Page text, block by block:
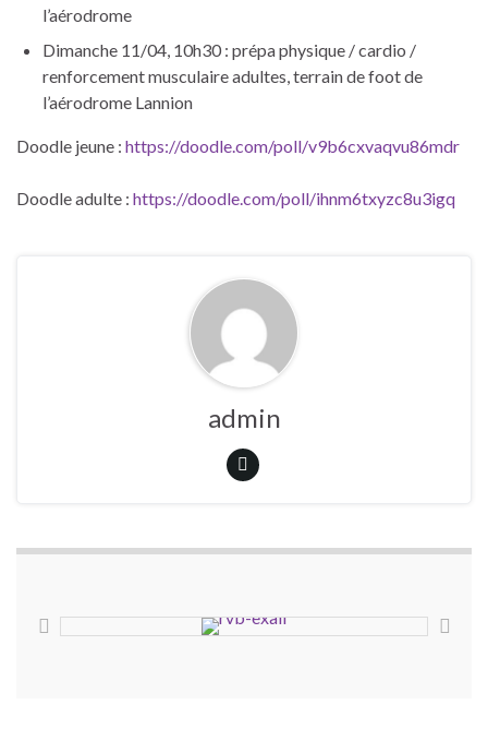
l’aérodrome
Dimanche 11/04, 10h30 : prépa physique / cardio /
renforcement musculaire adultes, terrain de foot de
l’aérodrome Lannion
Doodle jeune : https://doodle.com/poll/v9b6cxvaqvu86mdr
Doodle adulte : https://doodle.com/poll/ihnm6txyzc8u3igq
admin